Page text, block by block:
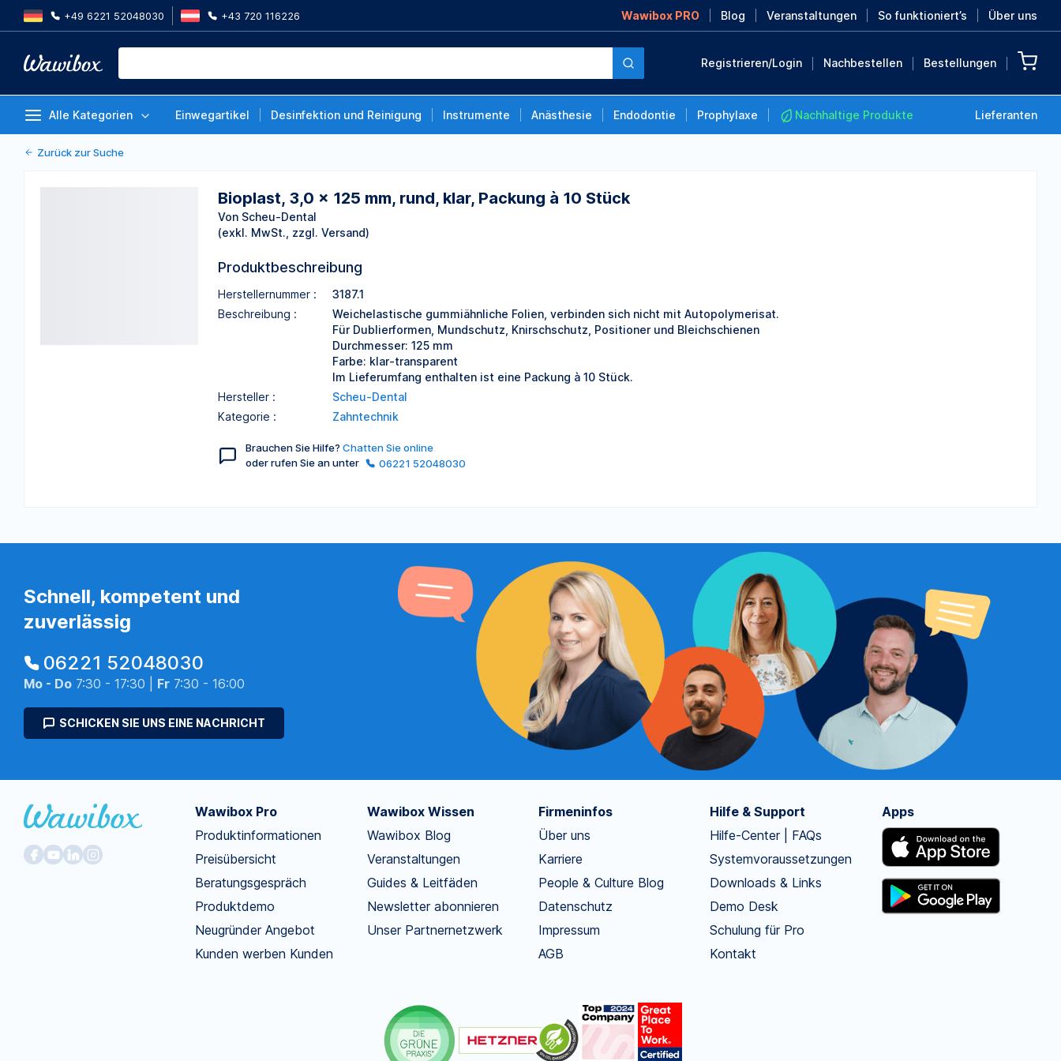
+49 6221 52048030 +43 720 116226 Wawibox PRO Blog Veranstaltungen So funktioniert’s Über uns
Registrieren/Login Nachbestellen Bestellungen
Alle Kategorien Einwegartikel Desinfektion und Reinigung Instrumente Anästhesie Endodontie Prophylaxe Nachhaltige Produkte Lieferanten
Von Scheu-Dental
Zurück zur Suche
Bioplast, 3,0 × 125 mm, rund, klar, Packung à 10 Stück
Von Scheu-Dental
(exkl. MwSt., zzgl. Versand)
Produktbeschreibung
Herstellernummer :
3187.1
Beschreibung :
Weichelastische gummiähnliche Folien, verbinden sich nicht mit Autopolymerisat.
Für Dublierformen, Mundschutz, Knirschschutz, Positioner und Bleichschienen
Durchmesser: 125 mm
Farbe: klar-transparent
Im Lieferumfang enthalten ist eine Packung à 10 Stück.
Hersteller :
Scheu-Dental
Kategorie :
Zahntechnik
Brauchen Sie Hilfe? Chatten Sie online
oder rufen Sie an unter
06221 52048030
Schnell, kompetent und
zuverlässig
06221 52048030
Mo - Do 7:30 - 17:30 | Fr 7:30 - 16:00
SCHICKEN SIE UNS EINE NACHRICHT
Wawibox Pro
Produktinformationen
Preisübersicht
Beratungsgespräch
Produktdemo
Neugründer Angebot
Kunden werben Kunden
Wawibox Wissen
Wawibox Blog
Veranstaltungen
Guides & Leitfäden
Newsletter abonnieren
Unser Partnernetzwerk
Firmeninfos
Über uns
Karriere
People & Culture Blog
Datenschutz
Impressum
AGB
Hilfe & Support
Hilfe-Center | FAQs
Systemvoraussetzungen
Downloads & Links
Demo Desk
Schulung für Pro
Kontakt
Apps